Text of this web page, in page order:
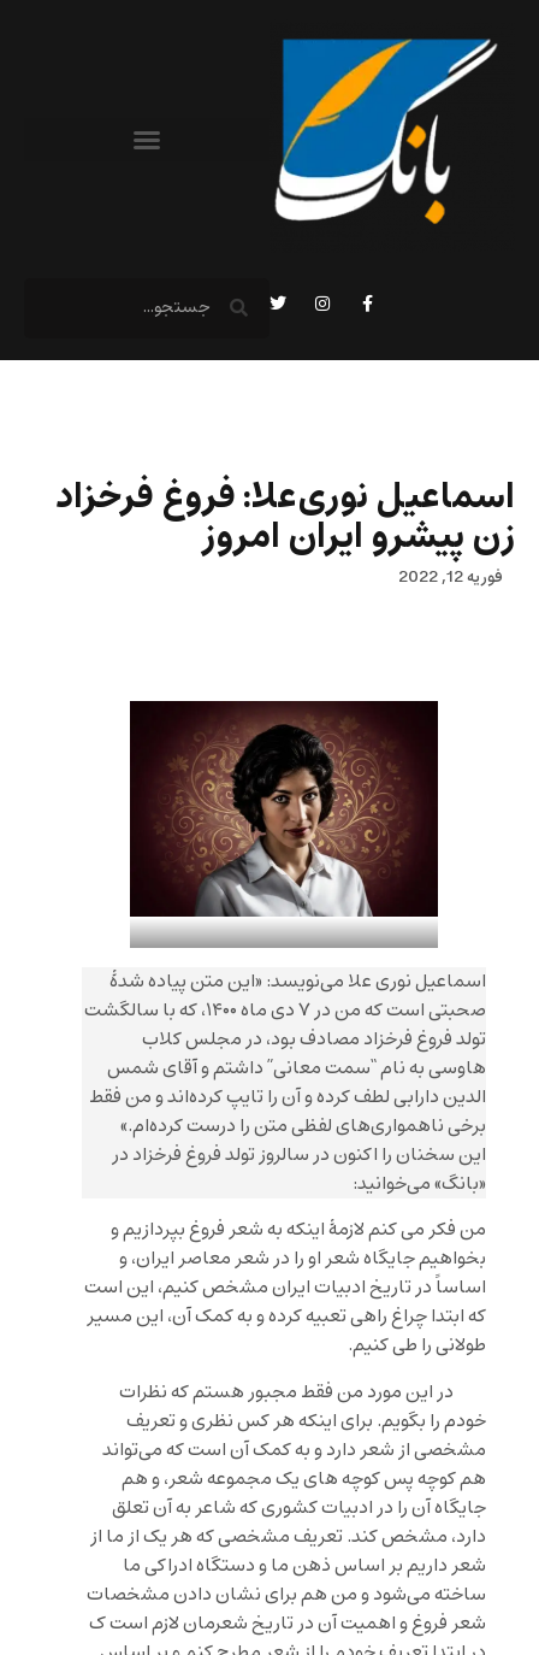
اسماعیل نوری‌علا: فروغ فرخزاد
زن پیشرو ایران امروز
فوریه 12, 2022
اسماعیل نوری علا می‌نویسد: «این متن پیاده شدۀ
صحبتی است که من در ۷ دی ماه ۱۴۰۰، که با سالگشت
تولد فروغ فرخزاد مصادف بود، در مجلس کلاب
هاوسی به نام “سمت معانی” داشتم و آقای شمس
الدین دارابی لطف کرده و آن را تایپ کرده‌اند و من فقط
برخی ناهمواری‌های لفظی متن را درست کرده‌ام.»
این سخنان را اکنون در سالروز تولد فروغ فرخزاد در
«بانگ» می‌خوانید:
من فکر می کنم لازمۀ اینکه به شعر فروغ بپردازیم و
بخواهیم جایگاه شعر او را در شعر معاصر ایران، و
اساساً در تاریخ ادبیات ایران مشخص کنیم، این است
که ابتدا چراغ راهی تعبیه کرده و به کمک آن، این مسیر
طولانی را طی کنیم.
در این مورد من فقط مجبور هستم که نظرات
خودم را بگویم. برای اینکه هر کس نظری و تعریف
مشخصی از شعر دارد و به کمک آن است که می‌تواند
هم کوچه پس کوچه های یک مجموعه شعر، و هم
جایگاه آن را در ادبیات کشوری که شاعر به آن تعلق
دارد، مشخص کند. تعریف مشخصی که هر یک از ما از
شعر داریم بر اساس ذهن ما و دستگاه ادراکی ما
ساخته می‌شود و من هم برای نشان دادن مشخصات
شعر فروغ و اهمیت آن در تاریخ شعرمان لازم است ک